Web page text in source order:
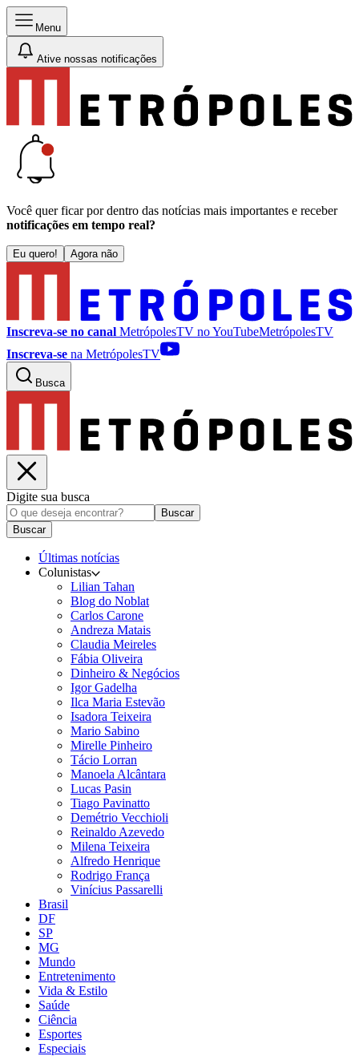
Menu
Ative nossas notificações
Você quer ficar por dentro das notícias mais importantes e receber
notificações em tempo real?
Eu quero! Agora não
Inscreva-se no canal MetrópolesTV noYouTubeMetrópolesTV
Inscreva-se na MetrópolesTV
Busca
Digite sua busca
Buscar
Buscar
Últimas notícias
Colunistas
Lilian Tahan
Blog do Noblat
Carlos Carone
Andreza Matais
Claudia Meireles
Fábia Oliveira
Dinheiro & Negócios
Igor Gadelha
Ilca Maria Estevão
Isadora Teixeira
Mario Sabino
Mirelle Pinheiro
Tácio Lorran
Manoela Alcântara
Lucas Pasin
Tiago Pavinatto
Demétrio Vecchioli
Reinaldo Azevedo
Milena Teixeira
Alfredo Henrique
Rodrigo França
Vinícius Passarelli
Brasil
DF
SP
MG
Mundo
Entretenimento
Vida & Estilo
Saúde
Ciência
Esportes
Especiais